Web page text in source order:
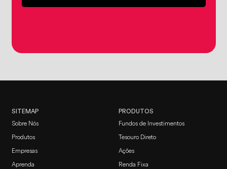
SITEMAP
Sobre Nós
Produtos
Empresas
Aprenda
PRODUTOS
Fundos de Investimentos
Tesouro Direto
Ações
Renda Fixa